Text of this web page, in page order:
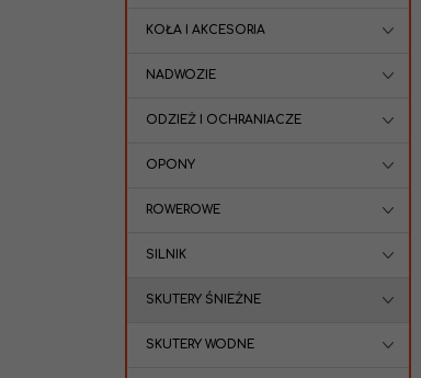
KOŁA I AKCESORIA
NADWOZIE
ODZIEŻ I OCHRANIACZE
OPONY
ROWEROWE
SILNIK
SKUTERY ŚNIEŻNE
SKUTERY WODNE